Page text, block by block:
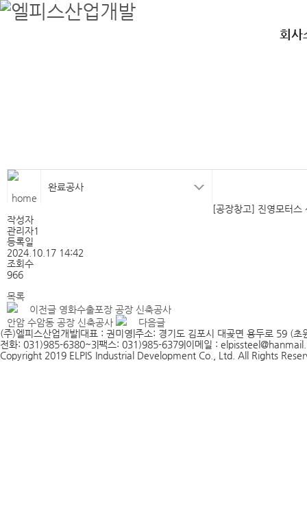
회사
완료공사
[공장창고] 진영모터스
작성자
관리자1
등록일
2024.10.17 14:42
조회수
966
목록
이전글 영화수출포장 공장 신축공사
안암 수암동 공장 신축공사
다음글
(주)엘피스산업개발 대표 : 권미영 주소: 경기도 김포시 대곶면 용두로 59 (초
전화: 031)985-6380~3팩스: 031)985-6379 이메일 :
Copyright 2019 ELPIS Industrial Development Co., Ltd. All Rights